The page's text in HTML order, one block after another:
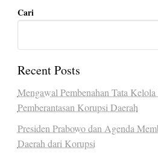
Cari
Recent Posts
Mengawal Pembenahan Tata
Pemberantasan Korupsi Daerah
Presiden Prabowo dan Agenda
Daerah dari Korupsi